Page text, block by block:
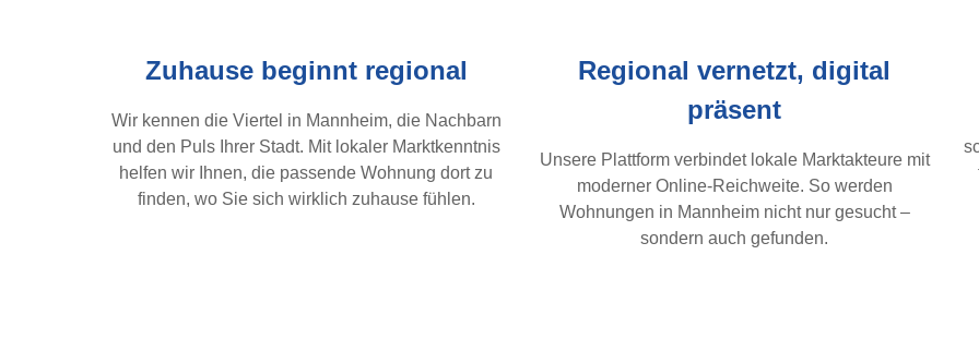
Zuhause beginnt regional
Wir kennen die Viertel in Mannheim, die Nachbarn
und den Puls Ihrer Stadt. Mit lokaler Marktkenntnis
helfen wir Ihnen, die passende Wohnung dort zu
finden, wo Sie sich wirklich zuhause fühlen.
Regional vernetzt, digital
präsent
Unsere Plattform verbindet lokale Marktakteure mit
moderner Online-Reichweite. So werden
Wohnungen in Mannheim nicht nur gesucht –
sondern auch gefunden.